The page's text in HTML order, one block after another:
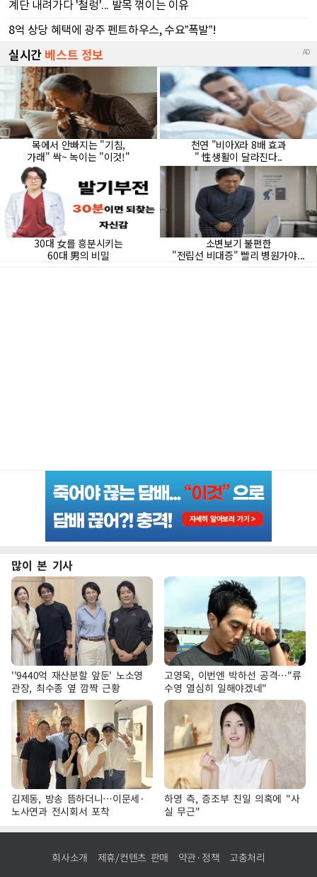
많이 본 기사
''9440억 재산분할 앞둔' 노소영
관장, 최수종 옆 깜짝 근황
고영욱, 이번엔 박하선 공격…"류
수영 열심히 일해야겠네"
김제동, 방송 뜸하더니…이문세·
노사연과 전시회서 포착
하영 측, 증조부 친일 의혹에 "사
실 무근"
회사소개 제휴/컨텐츠 판매 약관·정책 고충처리